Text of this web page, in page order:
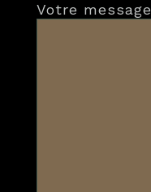
Votre message